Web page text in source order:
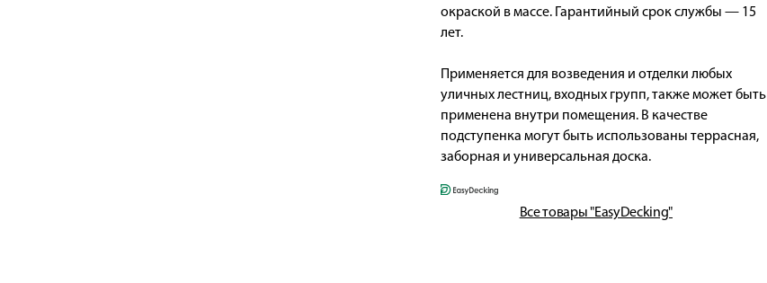
окраской в массе. Гарантийный срок службы — 15
лет.
Применяется для возведения и отделки любых
уличных лестниц, входных групп, также может быть
применена внутри помещения. В качестве
подступенка могут быть использованы террасная,
заборная и универсальная доска.
Все товары "EasyDecking"